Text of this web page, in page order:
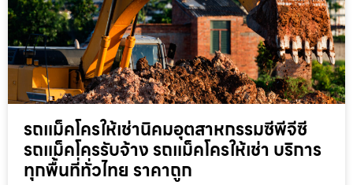
รถแม็คโครให้เช่านิคมอุตสาหกรรมซีพีจีซี
รถแม็คโครรับจ้าง รถแม็คโครให้เช่า บริการ
ทุกพื้นที่ทั่วไทย ราคาถูก